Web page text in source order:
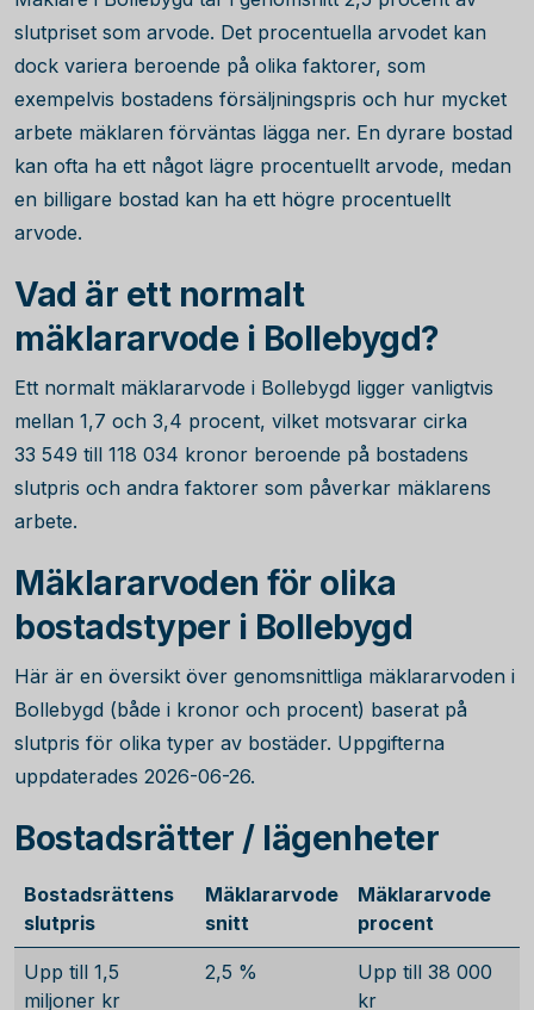
slutpriset som arvode. Det procentuella arvodet kan
dock variera beroende på olika faktorer, som
exempelvis bostadens försäljningspris och hur mycket
arbete mäklaren förväntas lägga ner. En dyrare bostad
kan ofta ha ett något lägre procentuellt arvode, medan
en billigare bostad kan ha ett högre procentuellt
arvode.
Vad är ett normalt
mäklararvode i Bollebygd?
Ett normalt mäklararvode i Bollebygd ligger vanligtvis
mellan 1,7 och 3,4 procent, vilket motsvarar cirka
33 549 till 118 034 kronor beroende på bostadens
slutpris och andra faktorer som påverkar mäklarens
arbete.
Mäklararvoden för olika
bostadstyper i Bollebygd
Här är en översikt över genomsnittliga mäklararvoden i
Bollebygd (både i kronor och procent) baserat på
slutpris för olika typer av bostäder. Uppgifterna
uppdaterades 2026-06-26.
Bostadsrätter / lägenheter
Bostadsrättens
slutpris
Mäklararvode
snitt
Mäklararvode
procent
Upp till 1,5
miljoner kr
2,5 %
Upp till 38 000
kr